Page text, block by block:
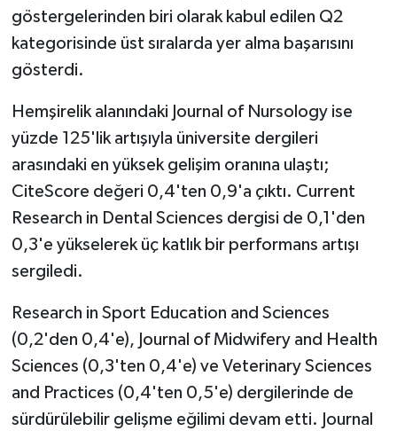
göstergelerinden biri olarak kabul edilen Q2
kategorisinde üst sıralarda yer alma başarısını
gösterdi.
Hemşirelik alanındaki Journal of Nursology ise
yüzde 125'lik artışıyla üniversite dergileri
arasındaki en yüksek gelişim oranına ulaştı;
CiteScore değeri 0,4'ten 0,9'a çıktı. Current
Research in Dental Sciences dergisi de 0,1'den
0,3'e yükselerek üç katlık bir performans artışı
sergiledi.
Research in Sport Education and Sciences
(0,2'den 0,4'e), Journal of Midwifery and Health
Sciences (0,3'ten 0,4'e) ve Veterinary Sciences
and Practices (0,4'ten 0,5'e) dergilerinde de
sürdürülebilir gelişme eğilimi devam etti. Journal